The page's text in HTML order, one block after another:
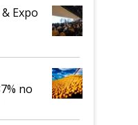
Expo
no